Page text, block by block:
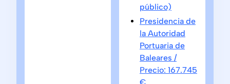
público)
Presidencia de
la Autoridad
Portuaria de
Baleares /
Precio: 167.745